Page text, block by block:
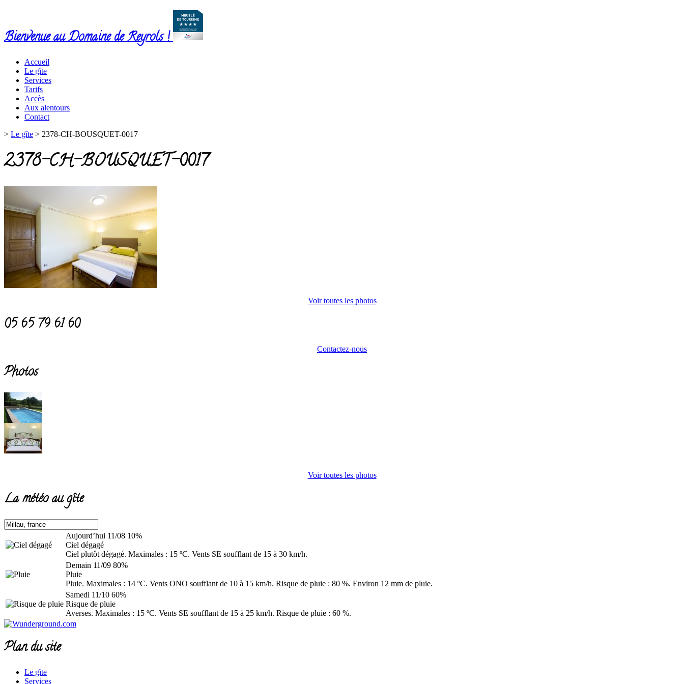
Bienvenue au Domaine de Reyrols !
Accueil
Le gîte
Services
Tarifs
Accès
Aux alentours
Contact
> Le gîte > 2378-CH-BOUSQUET-0017
2378-CH-BOUSQUET-0017
Voir toutes les photos
05 65 79 61 60
Contactez-nous
Photos
Voir toutes les photos
La météo au gîte
Aujourd’hui 11/08 10%
Ciel dégagé
Ciel plutôt dégagé. Maximales : 15 ºC. Vents SE soufflant de 15 à 30 km/h.
Demain 11/09 80%
Pluie
Pluie. Maximales : 14 ºC. Vents ONO soufflant de 10 à 15 km/h. Risque de pluie : 80 %. Environ 12 mm de pluie.
Samedi 11/10 60%
Risque de pluie
Averses. Maximales : 15 ºC. Vents SE soufflant de 15 à 25 km/h. Risque de pluie : 60 %.
Plan du site
Le gîte
Services